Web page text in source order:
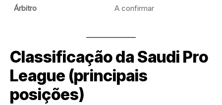
Árbitro
A confirmar
Classificação da Saudi Pro
League (principais
posições)